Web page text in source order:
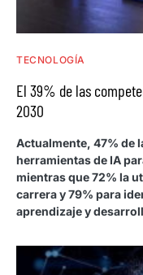
TECNOLOGÍA
El 39% de las
2030
Actualmente, 47% de
herramientas de IA
mientras que 72% la
carrera y 79% para
aprendizaje y